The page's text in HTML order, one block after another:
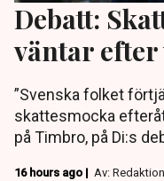
Debatt:
väntar efter
”Svenska folket
skattesmocka
på Timbro, på Di:s
16 hours ago | Av: